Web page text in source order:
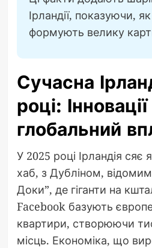
Ірландії, показуючи,
формують велику
Сучасна
році:
глобальний
У 2025 році Ірландія сяє
хаб, з Дубліном, відомим
Доки”, де гіганти на
Facebook базують
квартири, створюючи
місць. Економіка, що